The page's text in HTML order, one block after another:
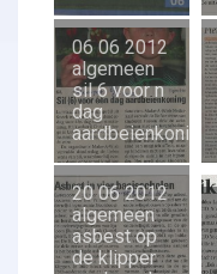
06 06 2012
algemeen
sil 6 voor n
dag
aardbeienkoning
20 06 2012
algemeen
asbest op
de klipper